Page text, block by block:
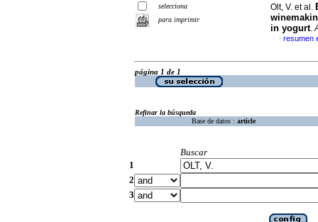
selecciona
para imprimir
Olt, V. et al.
in yogurt.
· resumen
página 1 de 1
Refinar la búsqueda
Base de datos : article
Buscar
1
2
3